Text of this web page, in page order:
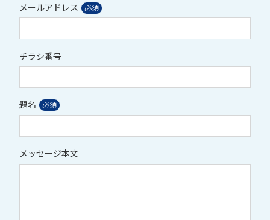
メールアドレス
チラシ番号
題名
メッセージ本文